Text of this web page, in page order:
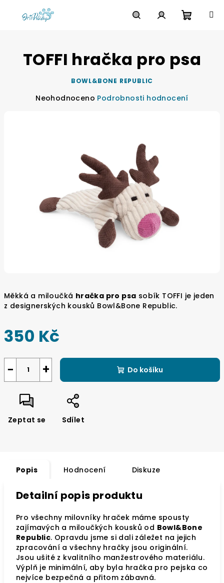
košík
Měkká a miloučká hračka pro psa sobík TOFFI je jeden
z designerských kousků Bowl&Bone Republic.
350 Kč
+
− Do košíku
Zeptat se Sdílet
TOFFI hračka pro psa
BOWL&BONE REPUBLIC
Průměrné
Neohodnoceno Podrobnosti hodnocení
Popis Hodnocení Diskuze
Detailní popis produktu
Pro všechny milovníky hraček máme spousty
zajímavých a miloučkých kousků od Bowl&Bone
Republic. Opravdu jsme si dali záležet na jejich
zpracování a všechny hračky jsou originální.
Jsou ušité z kvalitního manžestrového materiálu.
Výplň je minimální, aby byla hračka pro pejska co
nejvíce bezpečná a přitom zábavná.